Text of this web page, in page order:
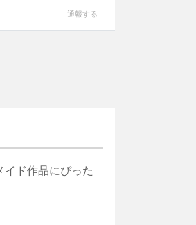
通報する
イド作品にぴった